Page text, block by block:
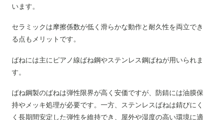
います。
セラミックは摩擦係数が低く滑らかな動作と耐久性を両立でき
る点もメリットです。
ばねには主にピアノ線ばね鋼やステンレス鋼ばねが用いられま
す。
ばね鋼製のばねは弾性限界が高く安価ですが、防錆には油膜保
持やメッキ処理が必要です。一方、ステンレスばねは錆びにく
く長期間安定した弾性を維持でき、屋外や湿度の高い環境に適